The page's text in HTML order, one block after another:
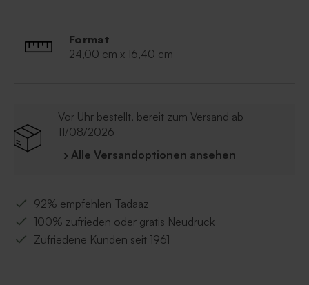
Format
24,00 cm x 16,40 cm
Vor Uhr bestellt, bereit zum Versand ab
11/08/2026
› Alle Versandoptionen ansehen
92% empfehlen Tadaaz
100% zufrieden oder gratis Neudruck
Zufriedene Kunden seit 1961